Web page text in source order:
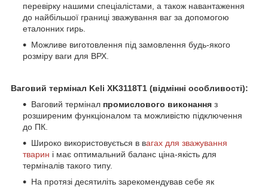
перевірку нашими спеціалістами, а також навантаження
до найбільшої границі зважування ваг за допомогою
еталонних гирь.
Можливе виготовлення під замовлення будь-якого
розміру ваги для ВРХ.
Ваговий термінал Keli XK3118T1 (відмінні особливості):
Ваговий термінал промислового виконання з
розширеним функціоналом та можливістю підключення
до ПК.
Широко використовується в вагах для зважування
тварин і має оптимальний баланс ціна-якість для
терміналів такого типу.
На протязі десятиліть зарекомендував себе як